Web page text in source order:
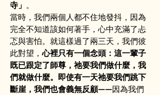
寺」 。
當時，我們兩個人都不住地發抖，因為
完全不知道該如何著手，心中充滿了忐
忑與害怕。就這樣過了兩三天，我們彼
此對望，心裡只有一個念頭：這一輩子
既已跟定了師尊，祂要我們做什麼，我
們就做什麼。即使有一天祂要我們跳下
斷崖，我們也會義無反顧——因為我們